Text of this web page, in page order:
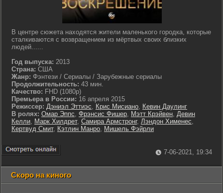
В центре сюжета находятся жители маленького городка, которые
сталкиваются с возвращением из мёртвых своих близких
людей......
Год выпуска: 2013
Страна: США
Жанр: Фэнтези / Сериалы / Зарубежные сериалы
Продолжительность: 43 мин.
Качество: FHD (1080p)
Премьера в России: 16 апреля 2015
Режиссер: Дэниэл Эттиэс, Крис Мисиано, Кевин Даулинг
В ролях: Омар Эппс, Фрэнсис Фишер, Мэтт Крэйвен, Девин
Келли, Марк Хилдрет, Самира Армстронг, Лэндон Хименес,
Кертвуд Смит, Кэтлин Манро, Мишель Фэйрли
7-06-2021, 19:34
Скоро на киного